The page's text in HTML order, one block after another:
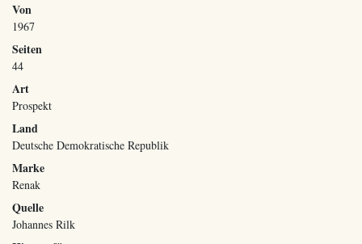
Von
1967
Seiten
44
Art
Prospekt
Land
Deutsche Demokratische Republik
Marke
Renak
Quelle
Johannes Rilk